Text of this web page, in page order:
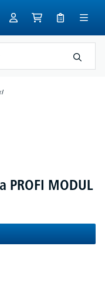
/
PROFI MODUL